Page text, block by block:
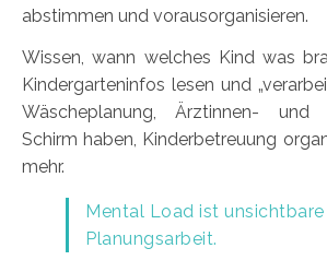
abstimmen und vorausorganisieren.
Wissen, wann welches Kind was
Kindergarteninfos lesen und
Wäscheplanung, Ärztinnen- und
Schirm haben, Kinderbetreuung
mehr.
Mental Load ist unsichtbare
Planungsarbeit.